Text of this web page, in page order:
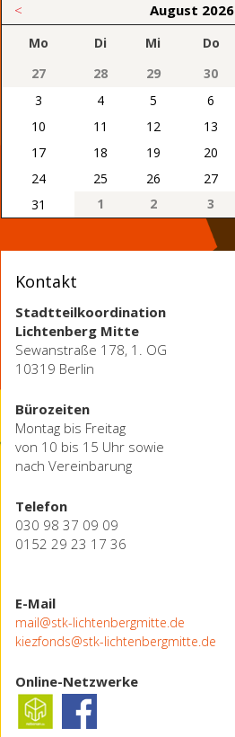
< August 2026
Mo Di Mi Do
27
28 29 30
3
4 5 6
10
11 12 13
17
18 19 20
24
25 26 27
31
1 2 3
Kontakt
Stadtteilkoordination
Lichtenberg Mitte
Sewanstraße 178, 1. OG
10319 Berlin
Bürozeiten
Montag bis Freitag
von 10 bis 15 Uhr sowie
nach Vereinbarung
Telefon
030 98 37 09 09
0152 29 23 17 36
E-Mail
mail@stk-lichtenbergmitte.de
kiezfonds@stk-lichtenbergmitte.de
Online-Netzwerke